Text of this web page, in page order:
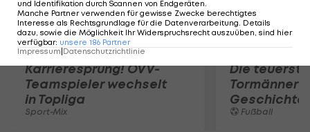
Karrieresprung! ÖVV-
Teamspieler wechselt
in Topliga
Sport-Mix
Die
Tormänner
Geschichte
Fußball
und Identifikation durch Scannen von Endgeräten.
Manche Partner verwenden für gewisse Zwecke berechtigtes
Interesse als Rechtsgrundlage für die Datenverarbeitung. Details
dazu, sowie die Möglichkeit Ihr Widerspruchsrecht auszuüben, sind hier
verfügbar: unsere 186 Partner
Impressum Datenschutzrichtlinie